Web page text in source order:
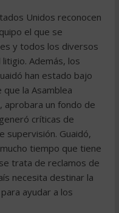
Unidos reconocen
el que se
y todos los diversos
Además, los
han estado bajo
la Asamblea
aprobara un fondo de
críticas de
supervisión. Guaidó,
tiempo que tiene
trata de reclamos de
necesita destinar la
ayudar a los